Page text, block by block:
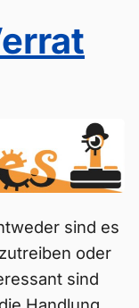
sind es
oder
sind